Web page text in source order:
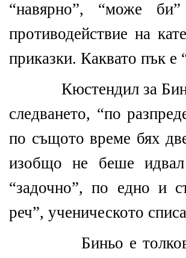
“навярно”, “може
противодействие на
приказки. Каквато пък е
Кюстендил за
следването, “по
по същото време бях
изобщо не беше
“задочно”, по едно и
реч”, ученическото
Биньо е